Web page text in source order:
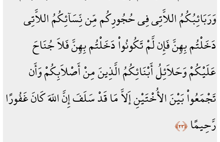
وَرَبَائِبُكُمُ اللاَّتِي فِي حُجُورِكُم مِّن نِّسَآئِكُمُ اللاَّتِي
دَخَلْتُم بِهِنَّ فَإِن لَّمْ تَكُونُواْ دَخَلْتُم بِهِنَّ فَلاَ جُنَاحَ
عَلَيْكُمْ وَحَلاَئِلُ أَبْنَائِكُمُ الَّذِينَ مِنْ أَصْلاَبِكُمْ وَأَن
تَجْمَعُواْ بَيْنَ الأُخْتَيْنِ إَلاَّ مَا قَدْ سَلَفَ إِنَّ اللّهَ كَانَ غَفُورًا
رَّحِيمًا﴿٢٣﴾